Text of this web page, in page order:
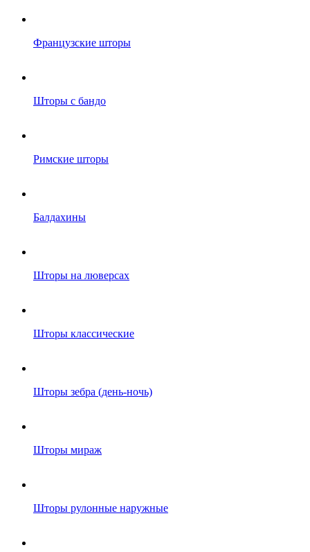
Французские шторы
Шторы с бандо
Римские шторы
Балдахины
Шторы на люверсах
Шторы классические
Шторы зебра (день-ночь)
Шторы мираж
Шторы рулонные наружные